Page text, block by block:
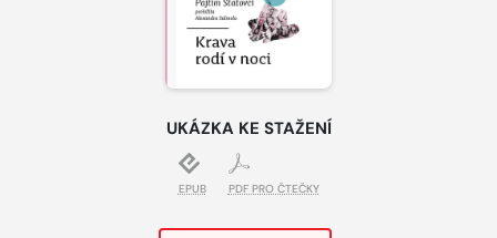
UKÁZKA KE STAŽENÍ
EPUB PDF PRO ČTEČKY